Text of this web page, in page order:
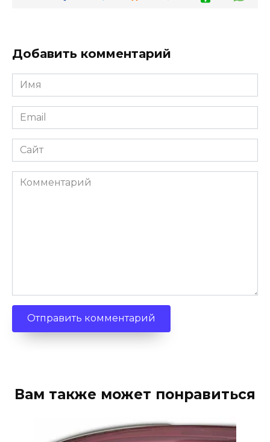
Добавить комментарий
Имя
Email
Сайт
Комментарий
Вам также может понравиться